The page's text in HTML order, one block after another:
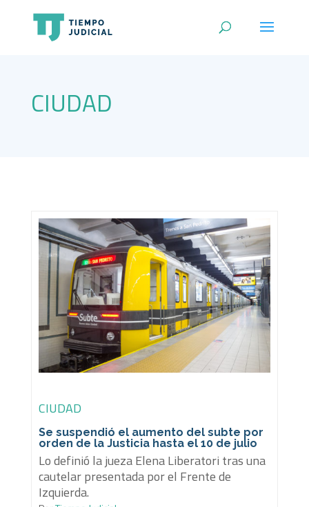
CIUDAD
CIUDAD
Se suspendió el aumento del subte por
orden de la Justicia hasta el 10 de julio
Lo definió la jueza Elena Liberatori tras una
cautelar presentada por el Frente de
Izquierda.